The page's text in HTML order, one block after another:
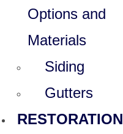
Options and
Materials
Siding
Gutters
RESTORATION